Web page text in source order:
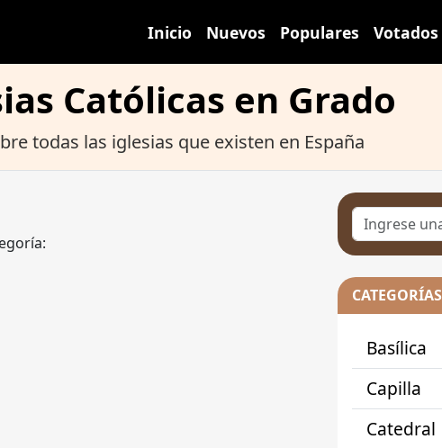
Inicio Nuevos Populares Votados
Católicas en Grado
todas las iglesias que existen en España
CATEGORÍAS
Basílica
Capilla
Catedral